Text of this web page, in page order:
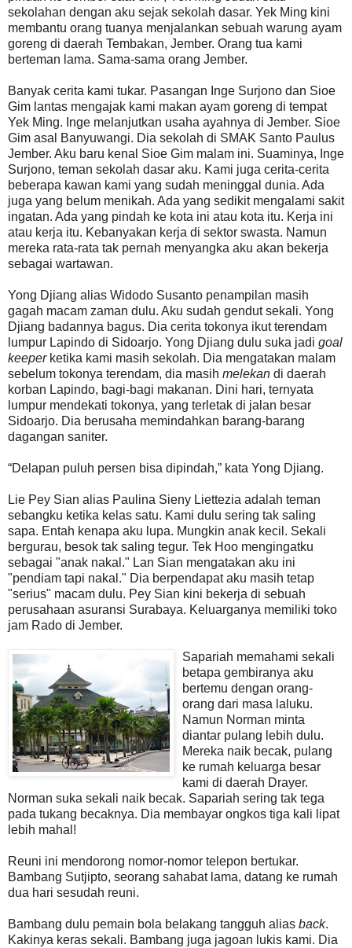
sekolahan dengan aku sejak sekolah dasar. Yek Ming kini
membantu orang tuanya menjalankan sebuah warung ayam
goreng di daerah Tembakan, Jember. Orang tua kami
berteman lama. Sama-sama orang Jember.
Banyak cerita kami tukar. Pasangan Inge Surjono dan Sioe
Gim lantas mengajak kami makan ayam goreng di tempat
Yek Ming. Inge melanjutkan usaha ayahnya di Jember. Sioe
Gim asal Banyuwangi. Dia sekolah di SMAK Santo Paulus
Jember. Aku baru kenal Sioe Gim malam ini. Suaminya, Inge
Surjono, teman sekolah dasar aku. Kami juga cerita-cerita
beberapa kawan kami yang sudah meninggal dunia. Ada
juga yang belum menikah. Ada yang sedikit mengalami sakit
ingatan. Ada yang pindah ke kota ini atau kota itu. Kerja ini
atau kerja itu. Kebanyakan kerja di sektor swasta. Namun
mereka rata-rata tak pernah menyangka aku akan bekerja
sebagai wartawan.
Yong Djiang alias Widodo Susanto penampilan masih
gagah macam zaman dulu. Aku sudah gendut sekali. Yong
Djiang badannya bagus. Dia cerita tokonya ikut terendam
lumpur Lapindo di Sidoarjo. Yong Djiang dulu suka jadi goal
keeperketika kami masih sekolah. Dia mengatakan malam
sebelum tokonya terendam, dia masih melekan di daerah
korban Lapindo, bagi-bagi makanan. Dini hari, ternyata
lumpur mendekati tokonya, yang terletak di jalan besar
Sidoarjo. Dia berusaha memindahkan barang-barang
dagangan saniter.
“Delapan puluh persen bisa dipindah,” kata Yong Djiang.
Lie Pey Sian alias Paulina Sieny Liettezia adalah teman
sebangku ketika kelas satu. Kami dulu sering tak saling
sapa. Entah kenapa aku lupa. Mungkin anak kecil. Sekali
bergurau, besok tak saling tegur. Tek Hoo mengingatku
sebagai "anak nakal." Lan Sian mengatakan aku ini
"pendiam tapi nakal." Dia berpendapat aku masih tetap
"serius" macam dulu. Pey Sian kini bekerja di sebuah
perusahaan asuransi Surabaya. Keluarganya memiliki toko
jam Rado di Jember.
Sapariah memahami sekali
betapa gembiranya aku
bertemu dengan orang-
orang dari masa laluku.
Namun Norman minta
diantar pulang lebih dulu.
Mereka naik becak, pulang
ke rumah keluarga besar
kami di daerah Drayer.
Norman suka sekali naik becak. Sapariah sering tak tega
pada tukang becaknya. Dia membayar ongkos tiga kali lipat
lebih mahal!
Reuni ini mendorong nomor-nomor telepon bertukar.
Bambang Sutjipto, seorang sahabat lama, datang ke rumah
dua hari sesudah reuni.
Bambang dulu pemain bola belakang tangguh alias back.
Kakinya keras sekali. Bambang juga jagoan lukis kami. Dia